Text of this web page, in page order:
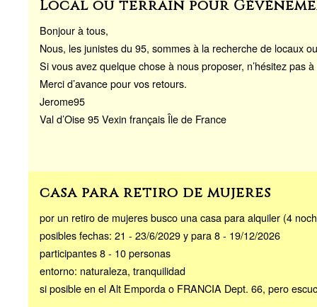
Local ou terrain pour
Bonjour à tous,
Nous, les junistes du 95, sommes à la recherche de locaux
Si vous avez quelque chose à nous proposer, n’hésitez pas
Merci d’avance pour vos retours.
Jerome95
Val d’Oise 95 Vexin français Île de France
casa para retiro de mujeres
por un retiro de mujeres busco una casa para alquiler (4
posibles fechas: 21 - 23/6/2029 y para 8 - 19/12/2026
participantes 8 - 10 personas
entorno: naturaleza, tranquilidad
si posible en el Alt Emporda o FRANCIA Dept. 66, pero